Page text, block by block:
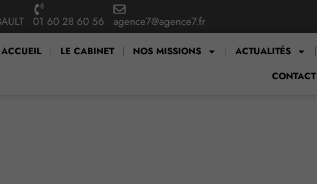
01 60 28 60 56 agence7@agence7.fr
ACCUEIL LE CABINET NOS MISSIONS
ACTUALITÉS
CONTACT